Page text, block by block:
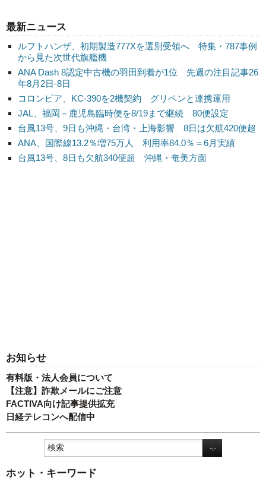
最新ニュース
ルフトハンザ、初期製造777Xを選別受領へ 特集・787事例
から見た次世代旗艦機
ANA Dash 8認定中古機の羽田到着が1位 先週の注目記事26
年8月2日-8日
コロンビア、KC-390を2機契約 グリペンと連携運用
JAL、福岡－鹿児島臨時便を8/19まで継続 80便設定
台風13号、9日も沖縄・台湾・上海影響 8日は欠航420便超
ANA、国際線13.2％増75万人 利用率84.0％＝6月実績
台風13号、8日も欠航340便超 沖縄・奄美方面
お知らせ
有料版・法人会員について
【注意】詐欺メールにご注意
FACTIVA向け記事提供拡充
日経テレコンへ配信中
ホット・キーワード